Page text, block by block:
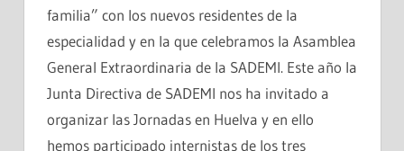
familia” con los nuevos residentes de la
especialidad y en la que celebramos la Asamblea
General Extraordinaria de la SADEMI. Este año la
Junta Directiva de SADEMI nos ha invitado a
organizar las Jornadas en Huelva y en ello
hemos participado internistas de los tres